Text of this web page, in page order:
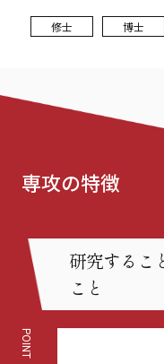
修士 博士
専攻の特徴
研究するこ
こと
POINT